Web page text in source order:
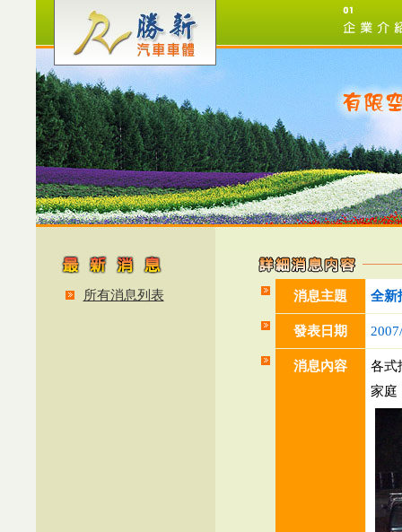
所有消息列表 消息主題 全新
發表日期
消息內容
各式
家庭